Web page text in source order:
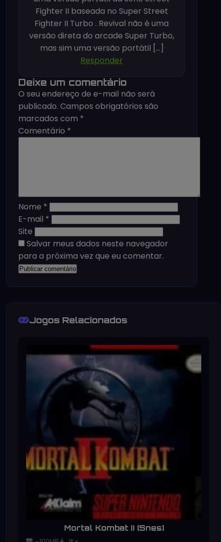
Fighter II baseada no Super Street
Fighter II Turbo . Revival não é uma
versão direta do arcade Super Turbo,
mas sim uma versão portátil […]
Responder
Deixe um comentário
O seu endereço de e-mail não será
publicado. Campos obrigatórios são
marcados com *
Comentário *
Nome *
E-mail *
Site
Salvar meus dados neste navegador
para a próxima vez que eu comentar.
Jogos Relacionados
Mortal Kombat II [Snes]